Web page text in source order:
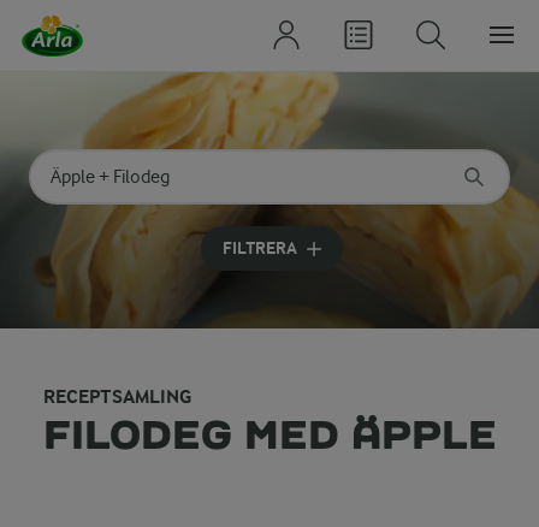
Sök på kategori eller ingrediens
Skriv in sökord för att få förslag
FILTRERA
RECEPTSAMLING
FILODEG MED ÄPPLE